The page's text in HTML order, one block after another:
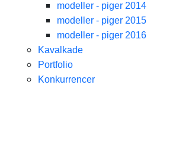
modeller - piger 2014
modeller - piger 2015
modeller - piger 2016
Kavalkade
Portfolio
Konkurrencer